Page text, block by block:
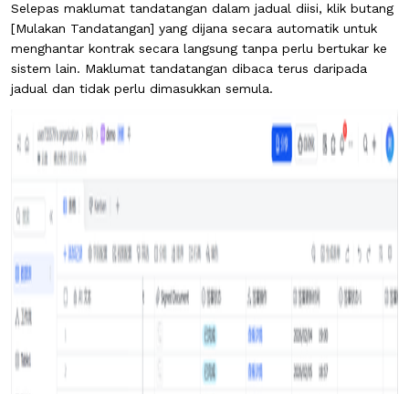
Selepas maklumat tandatangan dalam jadual diisi, klik butang
[Mulakan Tandatangan] yang dijana secara automatik untuk
menghantar kontrak secara langsung tanpa perlu bertukar ke
sistem lain. Maklumat tandatangan dibaca terus daripada
jadual dan tidak perlu dimasukkan semula.